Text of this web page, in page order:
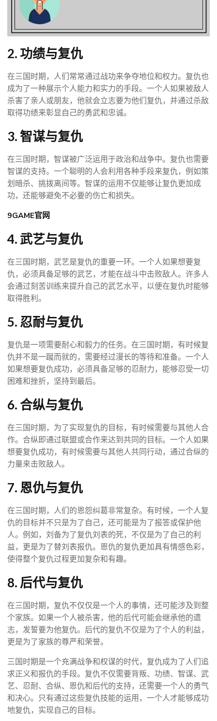
2. 功绩与复仇
在三国时期，人们常常通过战功来争夺地位和权力。复仇也
成为了一种展示个人能力和实力的手段。一个人如果被敌人
杀害了亲人或朋友，他就会立志要为他们复仇，并通过杀敌
取得功绩来彰显自己的勇武和忠诚。
3. 智谋与复仇
在三国时期，智谋被广泛运用于政治和战争中。复仇也需要
智谋的支持。一个聪明的人会利用各种手段来复仇，例如策
划暗杀、挑拨离间等。智谋的运用不仅能够让复仇更加成
功，还能够避免不必要的伤亡和损失。
9GAME官网
4. 武艺与复仇
在三国时期，武艺是复仇的重要一环。一个人如果想要复
仇，必须具备足够的武艺，才能在战斗中击败敌人。许多人
会通过刻苦训练来提升自己的武艺水平，以便在复仇时能够
取得胜利。
5. 忍耐与复仇
复仇是一项需要耐心和毅力的任务。在三国时期，有时候复
仇并不是一蹴而就的，需要经过漫长的等待和准备。一个人
如果想要复仇成功，必须具备足够的忍耐力，能够忍受一切
困难和挫折，坚持到最后。
6. 合纵与复仇
在三国时期，为了实现复仇的目标，有时候需要与其他人合
作。合纵即通过联盟或合作来达到共同的目标。一个人如果
想要复仇成功，有时候需要与其他人共同行动，通过合纵的
力量来击败敌人。
7. 恩仇与复仇
在三国时期，人们的恩怨纠葛非常复杂。有时候，一个人复
仇的目标并不只是为了自己，还可能是为了报答或保护他
人。例如，刘备为了复仇刘表的死，不仅是为了自己的利
益，更是为了替刘表报仇。恩仇的复仇更加具有情感色彩，
使得整个复仇过程更加复杂和有趣。
8. 后代与复仇
在三国时期，复仇不仅仅是一个人的事情，还可能涉及到整
个家族。如果一个人被杀害，他的后代可能会继承他的遗
志，发誓要为他复仇。后代的复仇不仅是为了个人的利益，
更是为了家族的尊严和荣誉。
三国时期是一个充满战争和权谋的时代，复仇成为了人们追
求正义和报仇的手段。复仇不仅需要背叛、功绩、智谋、武
艺、忍耐、合纵、恩仇和后代的支持，还需要一个人的勇气
和决心。只有通过这些复仇技能的运用，一个人才能够成功
地复仇，实现自己的目标。